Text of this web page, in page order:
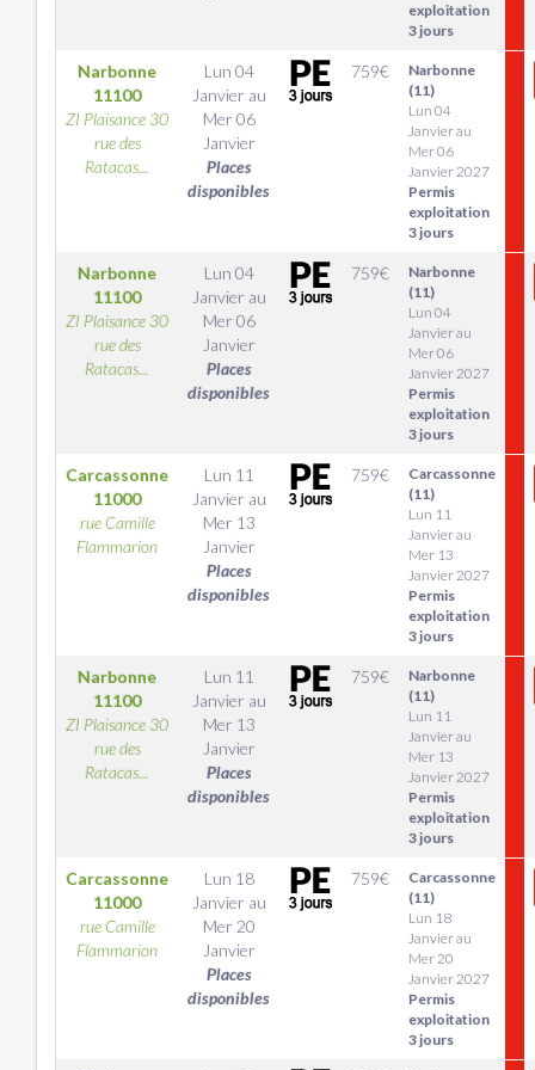
exploitation
3 jours
Narbonne
11100
ZI Plaisance 30
rue des
Ratacas...
Lun 04
Janvier au
Mer 06
Janvier
Places
disponibles
759€
Narbonne
(11)
Lun 04
Janvier au
Mer 06
Janvier 2027
Permis
exploitation
3 jours
Narbonne
11100
ZI Plaisance 30
rue des
Ratacas...
Lun 04
Janvier au
Mer 06
Janvier
Places
disponibles
759€
Narbonne
(11)
Lun 04
Janvier au
Mer 06
Janvier 2027
Permis
exploitation
3 jours
Carcassonne
11000
rue Camille
Flammarion
Lun 11
Janvier au
Mer 13
Janvier
Places
disponibles
759€
Carcassonne
(11)
Lun 11
Janvier au
Mer 13
Janvier 2027
Permis
exploitation
3 jours
Narbonne
11100
ZI Plaisance 30
rue des
Ratacas...
Lun 11
Janvier au
Mer 13
Janvier
Places
disponibles
759€
Narbonne
(11)
Lun 11
Janvier au
Mer 13
Janvier 2027
Permis
exploitation
3 jours
Carcassonne
11000
rue Camille
Flammarion
Lun 18
Janvier au
Mer 20
Janvier
Places
disponibles
759€
Carcassonne
(11)
Lun 18
Janvier au
Mer 20
Janvier 2027
Permis
exploitation
3 jours